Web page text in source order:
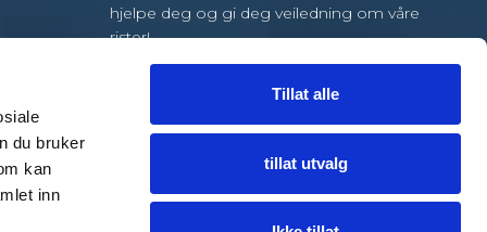
du bruker
kan
inn
Tillat alle
tillat utvalg
hjelpe deg og gi deg veiledning om våre
rister!
Vi har et stort utvalg av standardrister,
men hvis oppgaven din krever
medarbeidere klare til å hjelpe deg.
TIL EN LØSNING